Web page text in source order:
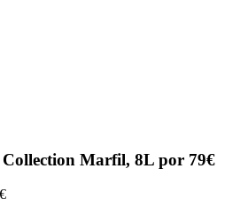
Marfil, 8L por 79€